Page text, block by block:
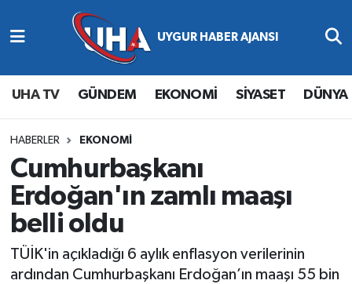
UHA TV GÜNDEM EKONOMİ SİYASET DÜNYA
HABERLER EKONOMİ
Cumhurbaşkanı
Erdoğan'ın zamlı maaşı
belli oldu
TÜİK'in açıkladığı 6 aylık enflasyon verilerinin
ardından Cumhurbaşkanı Erdoğan’ın maaşı 55 bin
Abone Ol
Gündem
Ekonomi
Magazin
Siyaset
Spor
Nöbetçi Eczaneler
Hava Durumu
Namaz Vakitleri
Trafik Durumu
Süper Lig Puan Durumu ve Fikstür
Tüm Manşetler